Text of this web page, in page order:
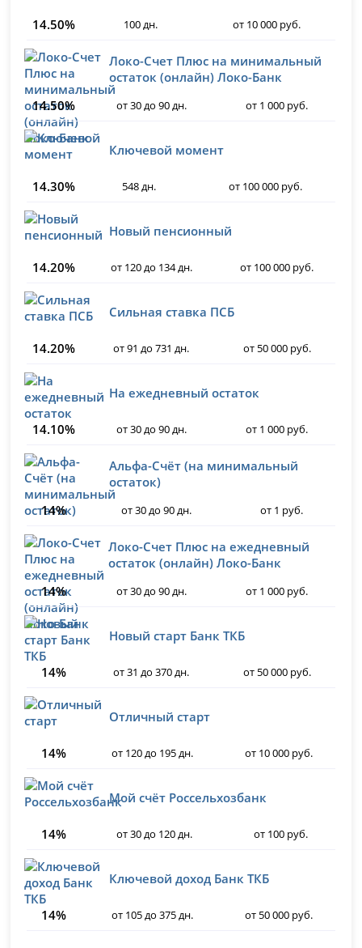
14.50% 100 дн. от 10 000 руб.
Локо-Счет Плюс на минимальный
остаток (онлайн) Локо-Банк
14.50%
от 30 до 90 дн. от 1 000 руб.
Ключевой момент
14.30% 548 дн. от 100 000 руб.
Новый пенсионный
14.20% от 120 до 134 дн. от 100 000 руб.
Сильная ставка ПСБ
14.20% от 91 до 731 дн. от 50 000 руб.
На ежедневный остаток
14.10% от 30 до 90 дн. от 1 000 руб.
Альфа-Счёт (на минимальный
остаток)
14%
от 30 до 90 дн. от 1 руб.
Локо-Счет Плюс на ежедневный
остаток (онлайн) Локо-Банк
14%
от 30 до 90 дн. от 1 000 руб.
Новый старт Банк ТКБ
14% от 31 до 370 дн. от 50 000 руб.
Отличный старт
14% от 120 до 195 дн. от 10 000 руб.
Мой счёт Россельхозбанк
14% от 30 до 120 дн. от 100 руб.
Ключевой доход Банк ТКБ
14% от 105 до 375 дн. от 50 000 руб.